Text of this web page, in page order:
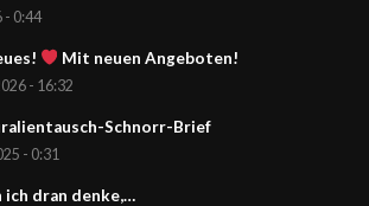
- 0:44
Mit neuen Angeboten!
- 16:32
Schnorr-Brief
- 0:31
ich dran denke,…